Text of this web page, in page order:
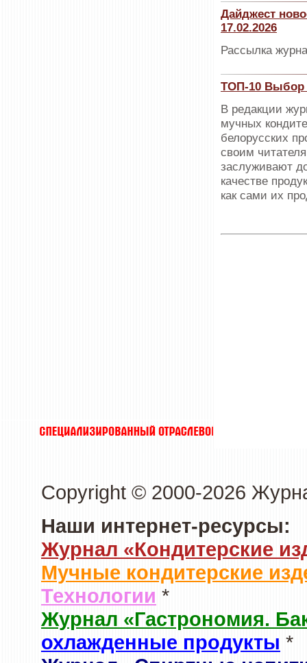
Дайджест
17.02.2026
Рассылка
ТОП-10 Выбор
В редакции
мучных
белорусских
своим
заслуживают
качестве
как сами их
Copyright © 2000-2026
Наши интернет-ресурсы:
Журнал «Кондитерские
Мучные кондитерские
Технологии *
Журнал «Гастрономия.
охлажденные продукты *